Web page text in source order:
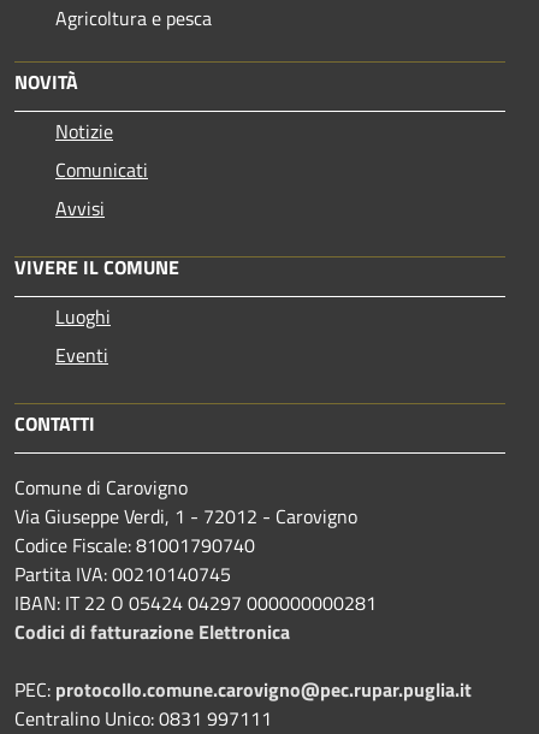
Agricoltura e pesca
NOVITÀ
Notizie
Comunicati
Avvisi
VIVERE IL COMUNE
Luoghi
Eventi
CONTATTI
Comune di Carovigno
Via Giuseppe Verdi, 1 - 72012 - Carovigno
Codice Fiscale: 81001790740
Partita IVA: 00210140745
IBAN: IT 22 O 05424 04297 000000000281
Codici di fatturazione Elettronica
PEC: protocollo.comune.carovigno@pec.rupar.puglia.it
Centralino Unico: 0831 997111